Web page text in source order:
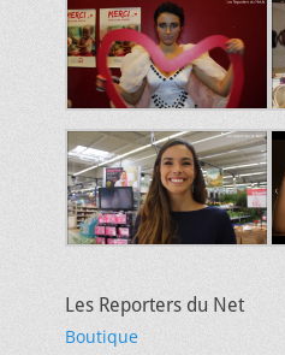
Les Reporters du Net
Boutique